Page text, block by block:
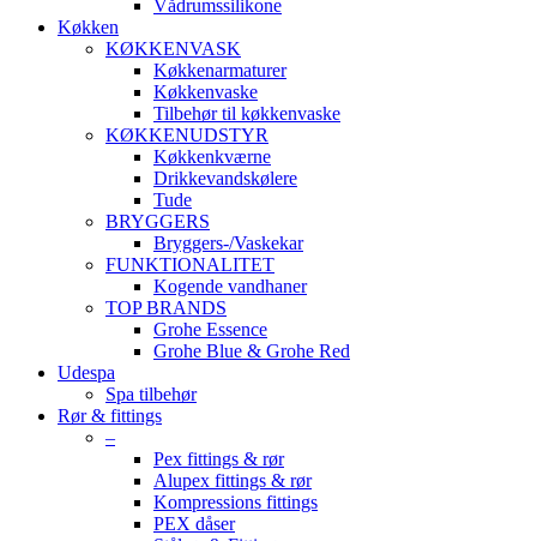
Vådrumssilikone
Køkken
KØKKENVASK
Køkkenarmaturer
Køkkenvaske
Tilbehør til køkkenvaske
KØKKENUDSTYR
Køkkenkværne
Drikkevandskølere
Tude
BRYGGERS
Bryggers-/Vaskekar
FUNKTIONALITET
Kogende vandhaner
TOP BRANDS
Grohe Essence
Grohe Blue & Grohe Red
Udespa
Spa tilbehør
Rør & fittings
–
Pex fittings & rør
Alupex fittings & rør
Kompressions fittings
PEX dåser